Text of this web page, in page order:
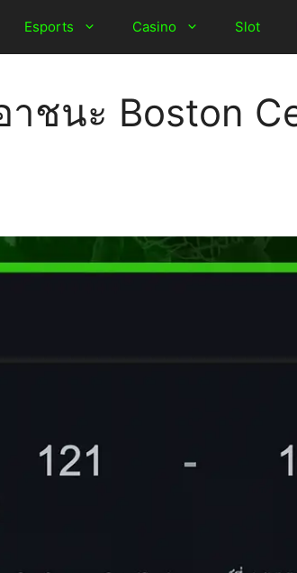
Esports Casino Slot
าชนะ Boston